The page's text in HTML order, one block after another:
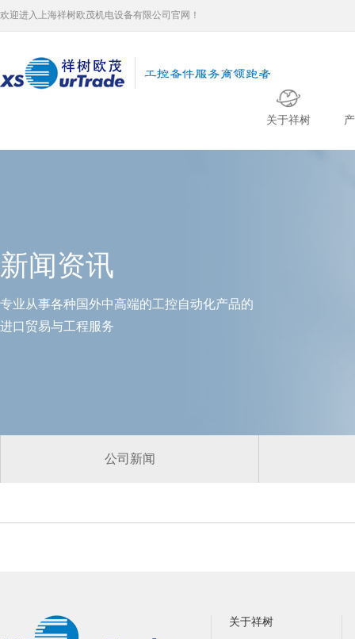
欢迎进入上海祥树欧茂机电设备有限公司官网！
关于祥树
新闻资讯
专业从事各种国外中高端的工控自动化产品的
进口贸易与工程服务
公司新闻
关于祥树